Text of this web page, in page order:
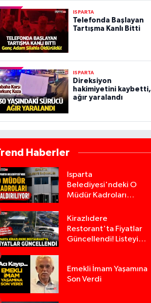
ISPARTA
Telefonda Başlayan
Tartışma Kanlı Bitti
ISPARTA
Direksiyon
hakimiyetini kaybetti,
ağır yaralandı
Haberler
Isparta
Belediyesi'ndeki O
Müdür Kadroları
Kirazlıdere
Restorant'ta Fiyatlar
Güncellendi! Listeyi
Emekli İmam Yaşamına
Son Verdi